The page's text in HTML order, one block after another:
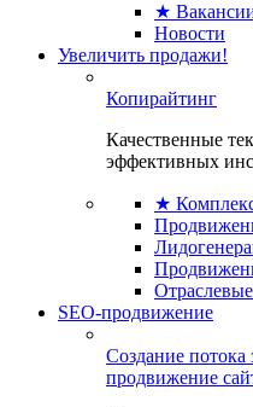
★
Новости
Увеличить продажи!
Копирайтинг
Качественные
эффективных
★
SEO-продвижение
Создание потока
продвижение